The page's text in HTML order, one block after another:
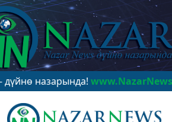
назарында!www.NazarNews.kg